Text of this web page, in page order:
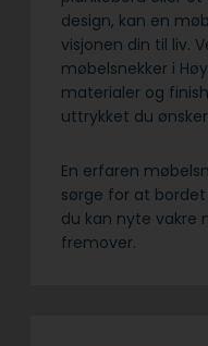
design, kan en
visjonen din til liv.
møbelsnekker i
materialer og
uttrykket du
En erfaren
sørge for at
du kan nyte vakre
fremover.